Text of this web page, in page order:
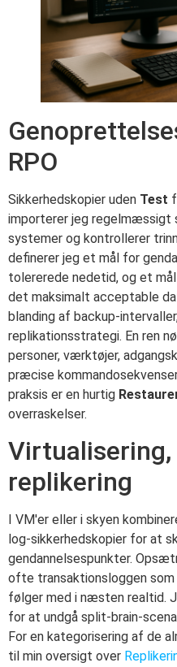
RPO
Sikkerhedskopier uden Test
importerer jeg regelmæssigt
systemer og kontrollerer
definerer jeg et mål for
tolererede nedetid, og et
det maksimalt acceptable
blanding af backup-
replikationsstrategi. En ren
personer, værktøjer,
præcise
praksis er en hurtig
overraskelser.
Virtualisering,
replikering
I VM'er eller i skyen
log-sikkerhedskopier for at
gendannelsespunkter.
ofte transaktionsloggen
følger med i næsten realtid.
for at undgå split-brain-
For en kategorisering af de
til min oversigt over